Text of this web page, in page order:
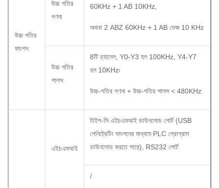
উচ্চ গতির
ফাংশন
উচ্চ গতির
গণনা
60KHz + 1 AB 10KHz,
অথবা 2 ABZ 60KHz + 1 AB ফেজ 10 KHz
উচ্চ গতির
পালস
8টি চ্যানেল, Y0-Y3 হল 100KHz, Y4-Y7
হল 10KHz৷
উচ্চ-গতির গণনা + উচ্চ-গতির পালস < 480KHz
এইচএমআই
টাইপ-সি এইচএমআই ডাউনলোড পোর্ট (USB
পেনিট্রেটিং ফাংশনের মাধ্যমে PLC প্রোগ্রাম
ডাউনলোড করতে পারে), RS232 পোর্ট
/